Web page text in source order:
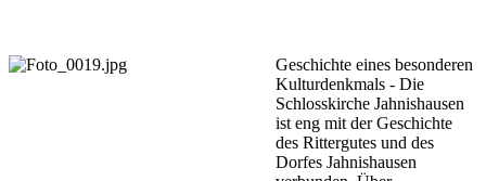
Geschichte eines besonderen
Kulturdenkmals - Die
Schlosskirche Jahnishausen
ist eng mit der Geschichte
des Rittergutes und des
Dorfes Jahnishausen